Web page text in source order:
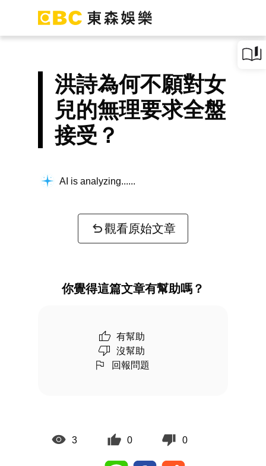
洪詩為何不願對女
兒的無理要求全盤
接受？
AI is analyzing...
觀看原始文章
你覺得這篇文章有幫助嗎？
有幫助
沒幫助
回報問題
3 0 0